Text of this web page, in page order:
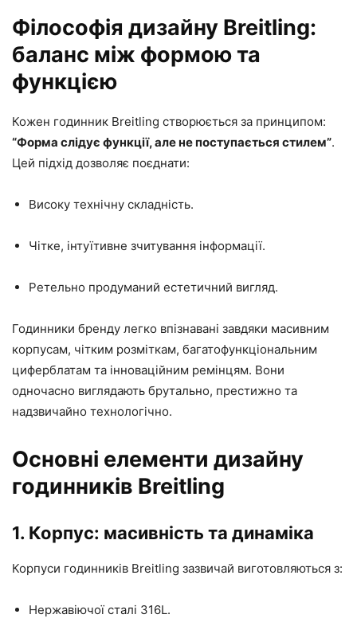
Філософія дизайну Breitling:
баланс між формою та
функцією
Кожен годинник Breitling створюється за принципом:
“Форма слідує функції, але не поступається стилем”.
Цей підхід дозволяє поєднати:
Високу технічну складність.
Чітке, інтуїтивне зчитування інформації.
Ретельно продуманий естетичний вигляд.
Годинники бренду легко впізнавані завдяки масивним
корпусам, чітким розміткам, багатофункціональним
циферблатам та інноваційним ремінцям. Вони
одночасно виглядають брутально, престижно та
надзвичайно технологічно.
Основні елементи дизайну
годинників Breitling
1. Корпус: масивність та динаміка
Корпуси годинників Breitling зазвичай виготовляються з:
Нержавіючої сталі 316L.